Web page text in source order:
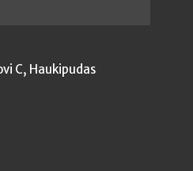
C, Haukipudas